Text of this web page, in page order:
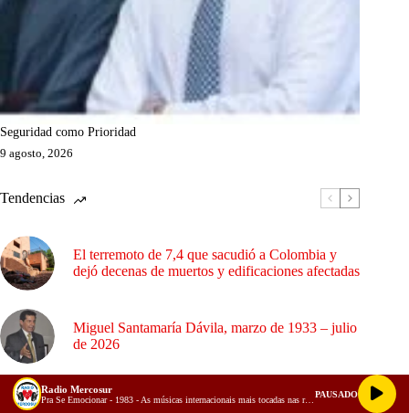
Seguridad como Prioridad
9 agosto, 2026
Tendencias
El terremoto de 7,4 que sacudió a Colombia y
dejó decenas de muertos y edificaciones afectadas
Miguel Santamaría Dávila, marzo de 1933 – julio
de 2026
La cultura del atajo y el desafío del nuevo
Radio Mercosur
Pra Se Emocionar - 1983 - As músicas internacionais mais tocadas nas rádios do Brasil
PAUSADO